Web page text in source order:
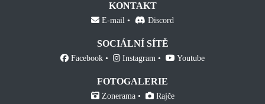
KONTAKT
E-mail Discord
SOCIÁLNÍ SÍTĚ
Facebook Instagram Youtube
FOTOGALERIE
Zonerama Rajče